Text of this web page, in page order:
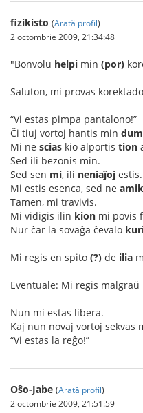
fizikisto (Arată profil)
2 octombrie 2009, 21:34:48
"Bonvolu helpi min (por)
Saluton, mi provas
“Vi estas pimpa pantalono!”
Ĉi tiuj vortoj hantis min dum
Mi ne scias kio alportis tion
Sed ili bezonis min.
Sed sen mi, ili neniaĵoj estis.
Mi estis esenca, sed ne
Tamen, mi travivis.
Mi vidigis ilin kion mi povis
Nur ĉar la sovaĝa ĉevalo
Mi regis en spito (?) de ilia
Eventuale: Mi regis malgraŭ
Nun mi estas libera.
Kaj nun novaj vortoj sekvas
“Vi estas la reĝo!”
Oŝo-Jabe (Arată profil)
2 octombrie 2009, 21:51:59